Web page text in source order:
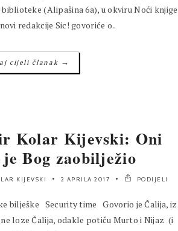
(Alipašina 6a), u okviru Noći knjige
redakcije Sic! govoriće o..
cijeli članak →
Kolar Kijevski: Oni
Bog zaobilježio
KIJEVSKI 2 APRILA 2017 PODIJELI
bilješke Security time Govorio je Čalija, iz
loze Čalija, odakle potiču Murto i Nijaz (i